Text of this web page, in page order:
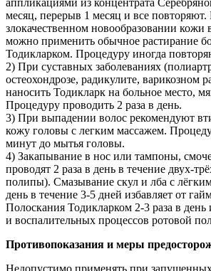
месяц, перерыв 1 месяц и все
злокачественном новообразовании кожи
можно применить обычное растирание
Тодикларком. Процедуру иногда
2) При суставных заболеваниях
остеохондрозе, радикулите, варикозном
наносить Тодикларк на больное место,
Процедуру проводить 2 раза в день.
3) При выпадении волос рекомендуют
кожу головы с легким массажем.
минут до мытья головы.
4) Закапывание в нос или тампоны,
проводят 2 раза в день в течение двух-
полипы). Смазывание скул и лба с
день в течение 3-5 дней избавляет от
Полоскания Тодикларком 2-3 раза в
и воспалительных процессов ротовой
Противопоказания и меры
Недопустимо применять при